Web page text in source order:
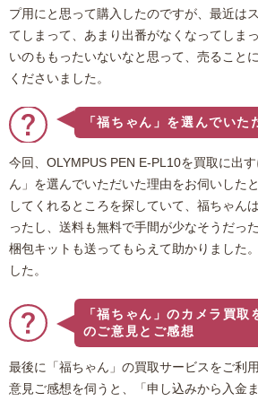
プ用にと思って購入したのですが、最近は
てしまって、あまり出番がなくなってしま
いのももったいないなと思って、売ること
くださいました。
「福ちゃん」を選んでいた
今回、OLYMPUS PEN E-PL10を買取に出
ん」を選んでいただいた理由をお伺いした
してくれるところを探していて、福ちゃん
ったし、送料も無料で手間が少なそうだっ
梱包キットも送ってもらえて助かりました
した。
「福ちゃん」のカメラ買取
のご意見とご感想
最後に「福ちゃん」の買取サービスをご利
意見ご感想を伺うと、「申し込みから入金